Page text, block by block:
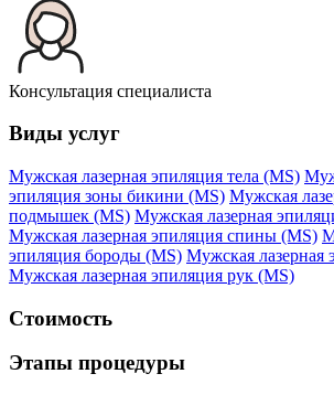
Консультация специалиста
Виды услуг
Мужская лазерная эпиляция тела (MS)
эпиляция зоны бикини (MS) Мужская
подмышек (MS) Мужская лазерная
Мужская лазерная эпиляция спины (MS)
эпиляция бороды (MS) Мужская лазерная
Мужская лазерная эпиляция рук (MS)
Стоимость
Этапы процедуры